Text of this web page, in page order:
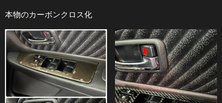
本物のカーボンクロス化